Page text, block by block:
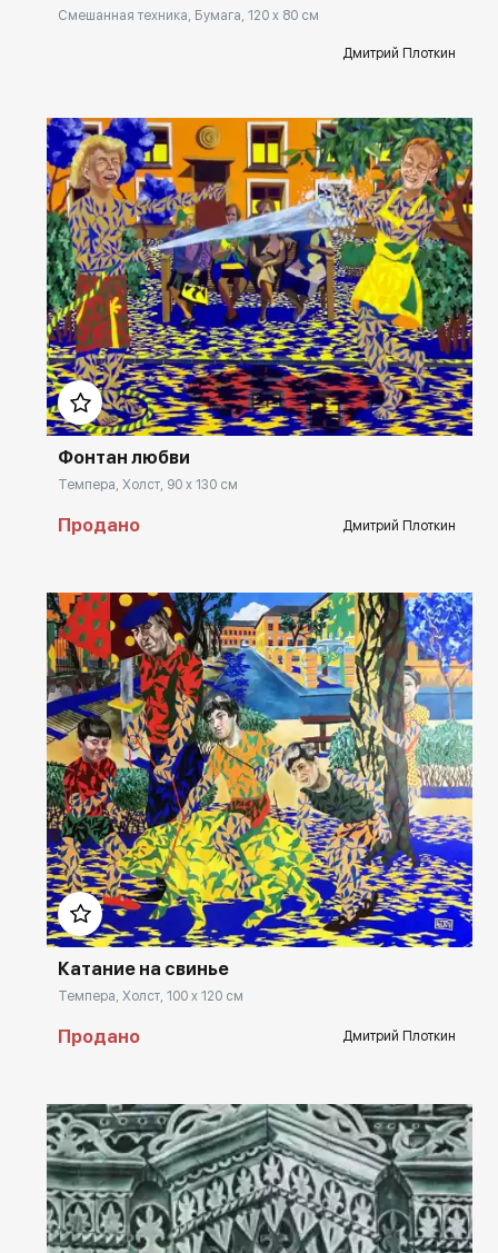
Смешанная техника, Бумага, 120 x 80 см
Дмитрий Плоткин
Домен: rakovgallery.ru
Фонтан любви
Темпера, Холст, 90 x 130 см
Продано Дмитрий Плоткин
Домен: rakovgallery.ru
Катание на свинье
Темпера, Холст, 100 x 120 см
Продано Дмитрий Плоткин